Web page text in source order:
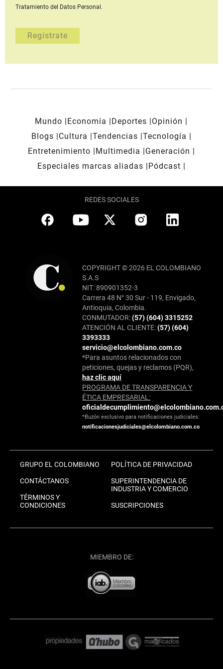
Tratamiento del Datos Personal.
Mundo Economía Deportes
Opinión
Blogs
Cultura Tendencias Tecnología
Entretenimiento
Multimedia
Generación
Especiales marcas aliadas
Pódcast
REDES SOCIALES
COPYRIGHT © 2026 EL COLOMBIANO
S.A.S
NIT: 890901352-3
Carrera 48 N° 30 Sur - 119, Envigado,
Antioquia, Colombia.
CONMUTADOR:(57) (604) 3315252
ATENCIÓN AL CLIENTE:(57) (604)
3393333
servicio@elcolombiano.com.co
*Para asuntos relacionados con
peticiones, quejas y reclamos (PQR),
haz clic aquí
PROGRAMA DE TRANSPARENCIA Y
ÉTICA EMPRESARIAL:
*Buzón exclusivo para notificaciones judiciales:
notificacionesjudiciales@elcolombiano.com.co
GRUPO EL COLOMBIANO
CONTÁCTANOS
TÉRMINOS Y
CONDICIONES
POLÍTICA DE PRIVACIDAD
SUPERINTENDENCIA DE
INDUSTRIA Y COMERCIO
SUSCRIPCIONES
MIEMBRO DE: